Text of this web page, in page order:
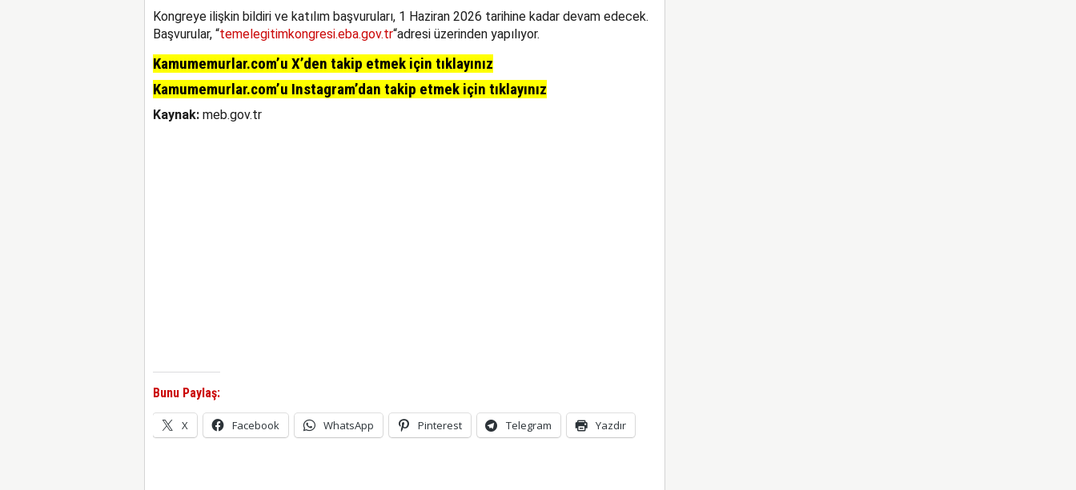
Kongreye ilişkin bildiri ve katılım başvuruları, 1 Haziran 2026 tarihine kadar devam edecek.
Başvurular, “temelegitimkongresi.eba.gov.tr“adresi üzerinden yapılıyor.
Kamumemurlar.com’u X’den takip etmek için tıklayınız
Kamumemurlar.com’u Instagram’dan takip etmek için tıklayınız
Kaynak:meb.gov.tr
Bunu Paylaş:
X Facebook WhatsApp Pinterest Telegram Yazdır